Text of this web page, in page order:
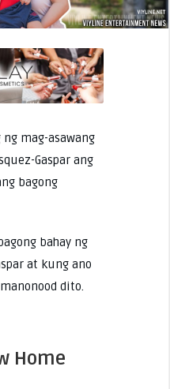
mag-asawang
Gaspar ang
bagong
bahay ng
at kung ano
dito.
Home